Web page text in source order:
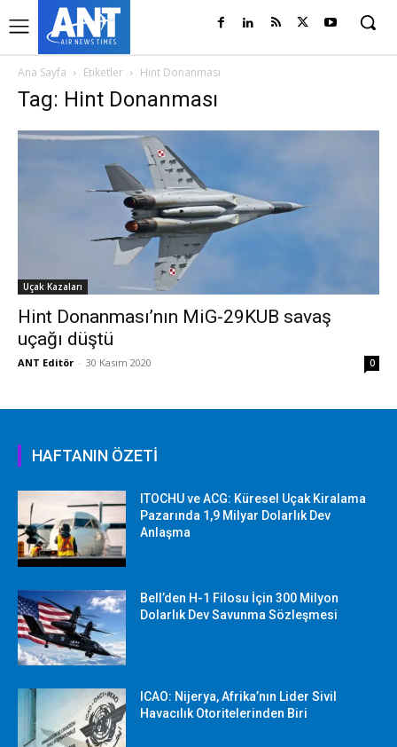
Ana Sayfa Etiketler Hint Donanması
Tag: Hint Donanması
Uçak Kazaları
Hint Donanması’nın MiG-29KUB savaş
uçağı düştü
ANT Editör - 30 Kasım 2020 0
HAFTANIN ÖZETİ
ITOCHU ve ACG: Küresel Uçak Kiralama
Pazarında 1,9 Milyar Dolarlık Dev
Anlaşma
Bell’den H-1 Filosu İçin 300 Milyon
Dolarlık Dev Savunma Sözleşmesi
ICAO: Nijerya, Afrika’nın Lider Sivil
Havacılık Otoritelerinden Biri